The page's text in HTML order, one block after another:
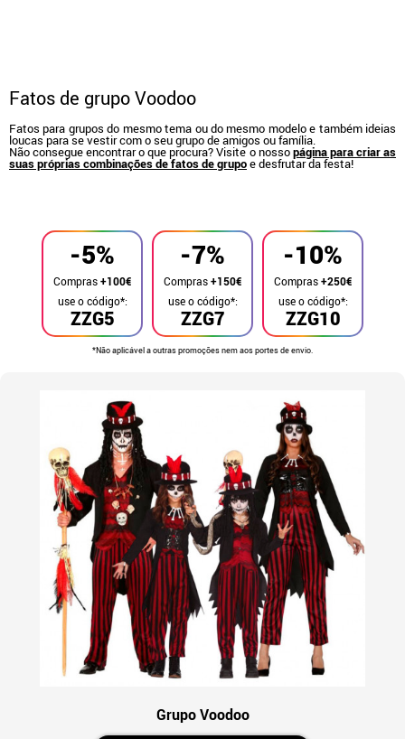
Fatos de grupo Voodoo
Fatos para grupos do mesmo tema ou do mesmo modelo e também ideias
loucas para se vestir com o seu grupo de amigos ou família.
Não consegue encontrar o que procura? Visite o nossopágina para criar as
suas próprias combinações de fatos de grupoe desfrutar da festa!
-5%
Compras+100€
ZZG5
use o código*:
-7%
Compras+150€
ZZG7
use o código*:
-10%
Compras+250€
ZZG10
use o código*:
*Não aplicável a outras promoções nem aos portes de envio.
Grupo Voodoo